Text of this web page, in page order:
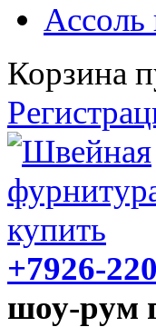
Ассоль
Корзина
+7926-
шоу-рум